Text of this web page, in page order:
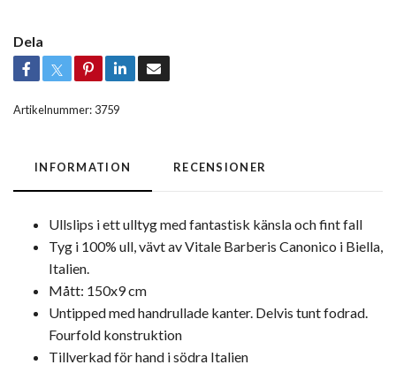
Dela
Artikelnummer: 3759
INFORMATION RECENSIONER
Ullslips i ett ulltyg med fantastisk känsla och fint fall
Tyg i 100% ull, vävt av Vitale Barberis Canonico i Biella,
Italien.
Mått: 150x9 cm
Untipped med handrullade kanter. Delvis tunt fodrad.
Fourfold konstruktion
Tillverkad för hand i södra Italien